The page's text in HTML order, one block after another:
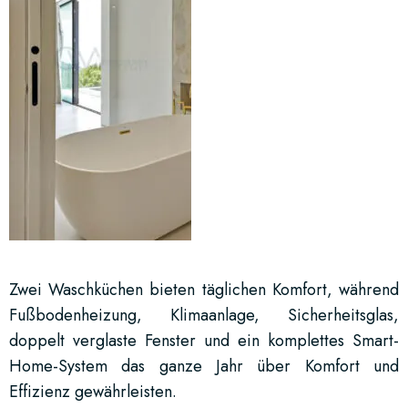
Zwei Waschküchen bieten täglichen Komfort, während
Fußbodenheizung, Klimaanlage, Sicherheitsglas,
doppelt verglaste Fenster und ein komplettes Smart-
Home-System das ganze Jahr über Komfort und
Effizienz gewährleisten.